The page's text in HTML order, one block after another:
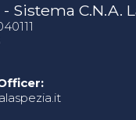
Sistema C.N.A.